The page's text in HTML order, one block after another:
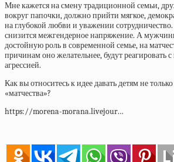
Мне кажется на смену традиционной семьи,
вокруг папочки, должно прийти мягкое,
на глубокой любви и уважении
снизится межгендерное напряжение. А
достойную роль в современной семье, на
причинам оно желательнее, будут реагировать
агрессией.
Как вы относитесь к идее давать детям не
«матчества»?
https://morena-morana.livejour…